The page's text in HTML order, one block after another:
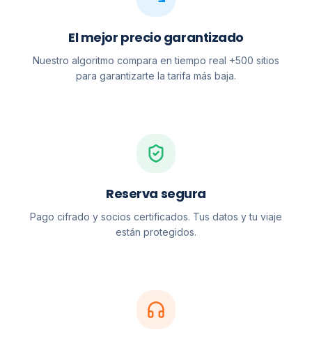
El mejor precio garantizado
Nuestro algoritmo compara en tiempo real +500 sitios
para garantizarte la tarifa más baja.
Reserva segura
Pago cifrado y socios certificados. Tus datos y tu viaje
están protegidos.